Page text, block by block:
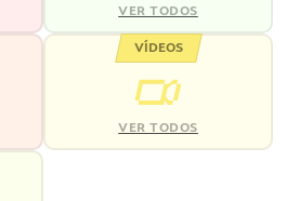
VER TODOS
VÍDEOS
VER TODOS